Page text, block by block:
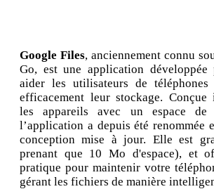
Google Files, anciennement connu
Go, est une application
aider les utilisateurs de
efficacement leur stockage.
les appareils avec un espace de
l’application a depuis été renommée
conception mise à jour. Elle est
prenant que 10 Mo d'espace), et
pratique pour maintenir votre
gérant les fichiers de manière